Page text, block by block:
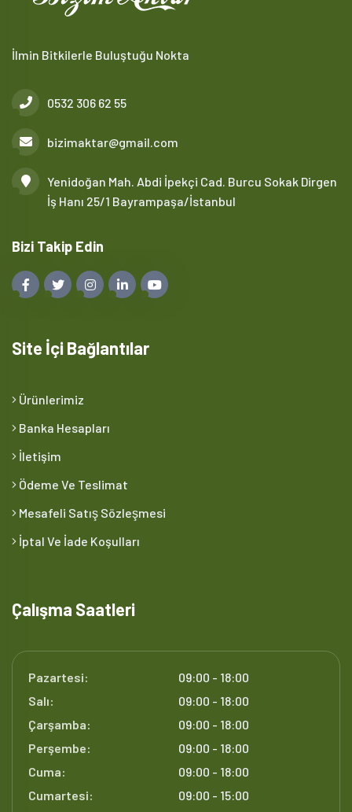
İlmin Bitkilerle Buluştuğu Nokta
0532 306 62 55
bizimaktar@gmail.com
Yenidoğan Mah. Abdi İpekçi Cad. Burcu Sokak Dirgen
İş Hanı 25/1 Bayrampaşa/İstanbul
Bizi Takip Edin
Site İçi Bağlantılar
Ürünlerimiz
Banka Hesapları
İletişim
Ödeme Ve Teslimat
Mesafeli Satış Sözleşmesi
İptal Ve İade Koşulları
Çalışma Saatleri
Pazartesi:
09:00 - 18:00
Salı:
09:00 - 18:00
Çarşamba:
09:00 - 18:00
Perşembe:
09:00 - 18:00
Cuma:
09:00 - 18:00
Cumartesi:
09:00 - 15:00